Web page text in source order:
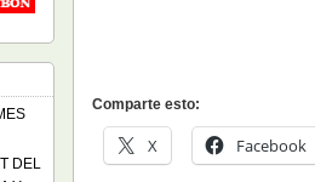
Comparte esto:
X Facebook
DEL